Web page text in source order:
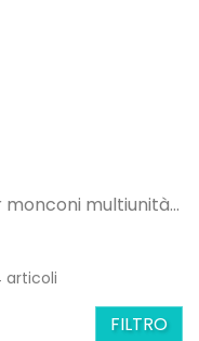
monconi multiunità...
FILTRO
articoli